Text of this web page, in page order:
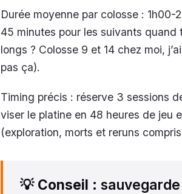
Durée moyenne par colosse :
45 minutes pour les suivants quand
longs ? Colosse 9 et 14 chez moi,
pas ça).
Timing précis : réserve 3 sessions
viser le platine en 48 heures de jeu
(exploration, morts et reruns
💡 Conseil :